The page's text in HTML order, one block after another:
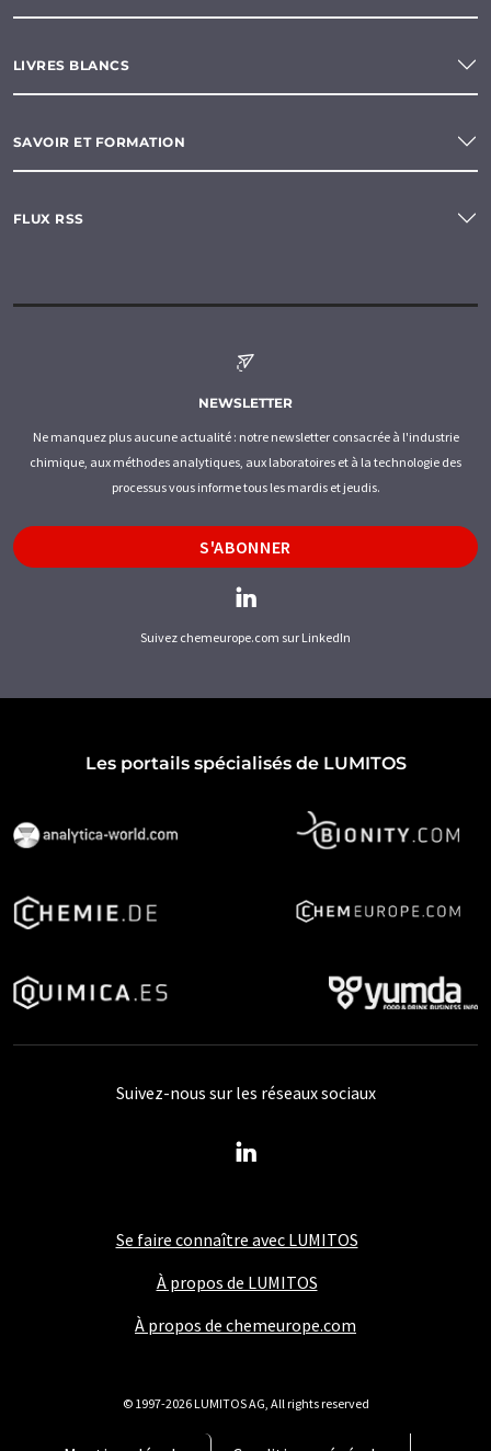
LIVRES BLANCS
SAVOIR ET FORMATION
FLUX RSS
NEWSLETTER
Ne manquez plus aucune actualité : notre newsletter consacrée à l'industrie
chimique, aux méthodes analytiques, aux laboratoires et à la technologie des
processus vous informe tous les mardis et jeudis.
S'ABONNER
Suivez chemeurope.com sur LinkedIn
Les portails spécialisés de LUMITOS
Se faire connaître avec LUMITOS
À propos de LUMITOS
À propos de chemeurope.com
Suivez-nous sur les réseaux sociaux
© 1997-2026 LUMITOS AG, All rights reserved